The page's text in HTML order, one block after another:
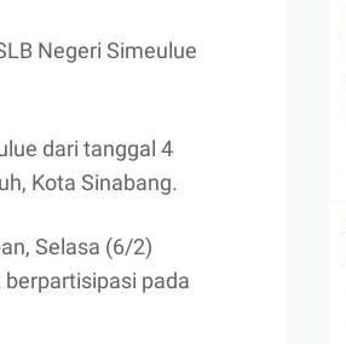
Negeri Simeulue
dari tanggal 4
Kota Sinabang.
Selasa (6/2)
pada